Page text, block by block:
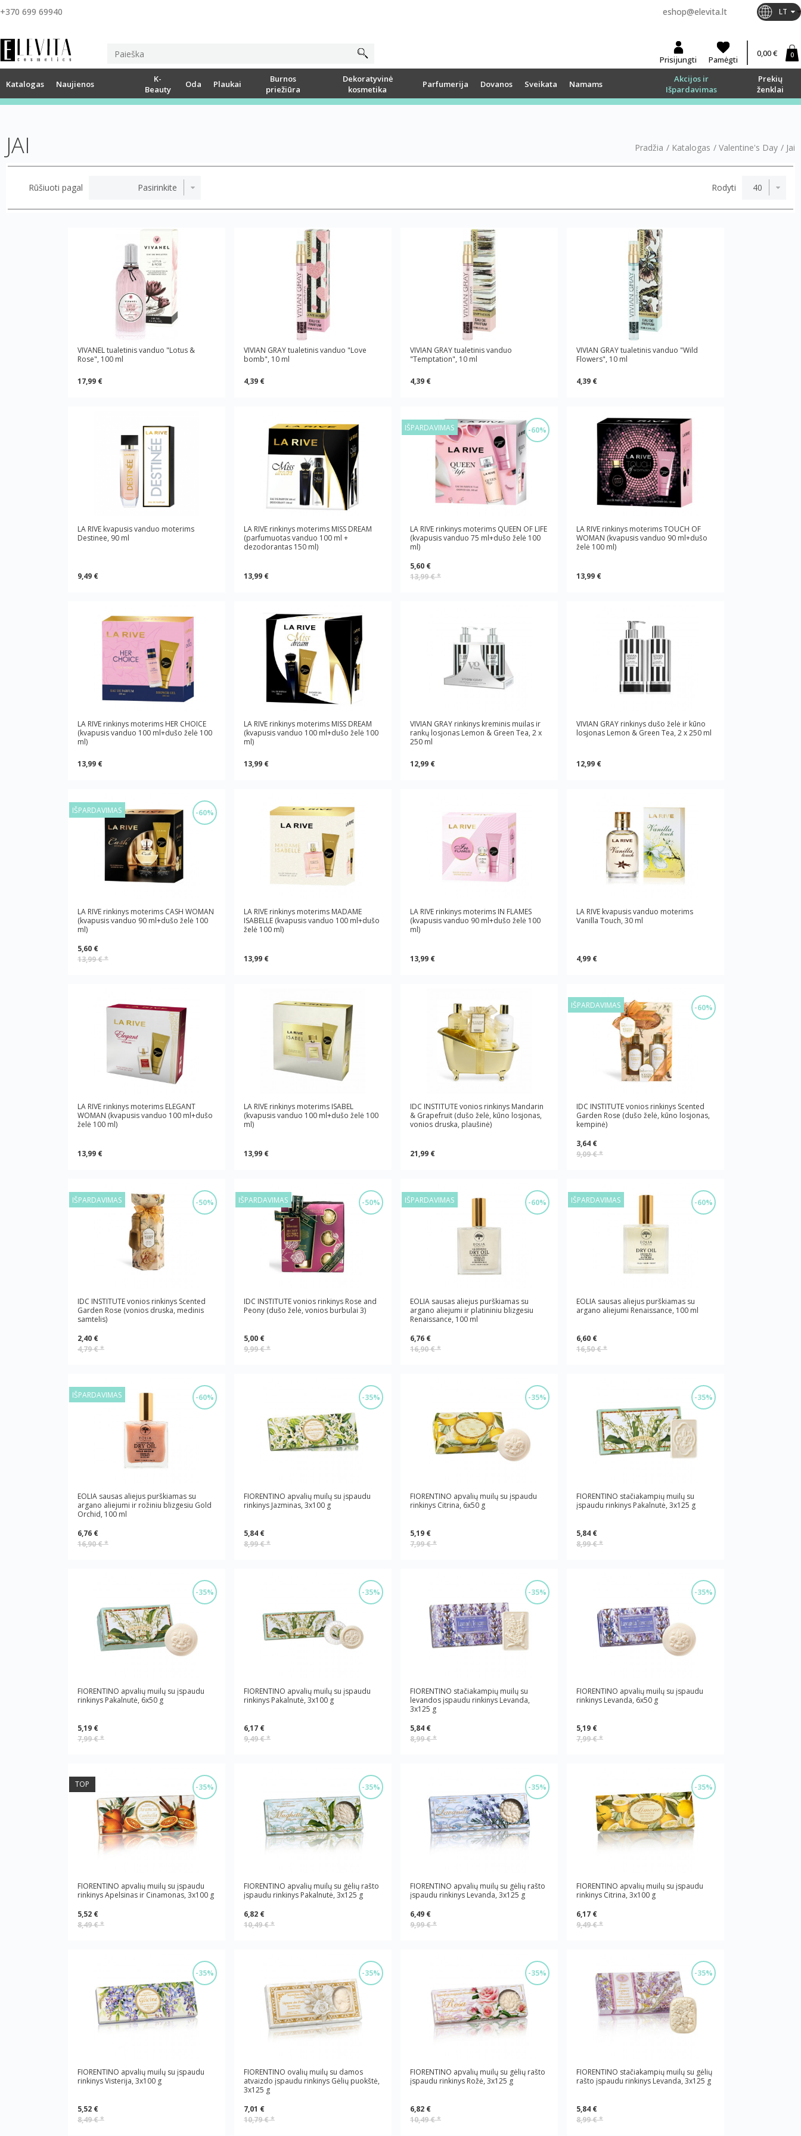
+370 699 69940 eshop@elevita.lt LT
Prisijungti Pamėgti
0,00 € 0
Katalogas Naujienos
K-
Beauty
Oda Plaukai
Burnos
priežiūra
Dekoratyvinė
kosmetika
Parfumerija Dovanos Sveikata Namams
Akcijos ir
Išpardavimas
Prekių
ženklai
JAI Pradžia / Katalogas / Valentine's Day / Jai
Rūšiuoti pagal Rodyti
VIVANEL tualetinis vanduo "Lotus &
Rose", 100 ml
17,99 €
VIVIAN GRAY tualetinis vanduo "Love
bomb", 10 ml
4,39 €
VIVIAN GRAY tualetinis vanduo
"Temptation", 10 ml
4,39 €
VIVIAN GRAY tualetinis vanduo "Wild
Flowers", 10 ml
4,39 €
LA RIVE kvapusis vanduo moterims
Destinee, 90 ml
9,49 €
LA RIVE rinkinys moterims MISS DREAM
(parfumuotas vanduo 100 ml +
dezodorantas 150 ml)
13,99 €
-60%
IŠPARDAVIMAS
LA RIVE rinkinys moterims QUEEN OF LIFE
(kvapusis vanduo 75 ml+dušo želė 100
ml)
5,60 €
13,99 €*
LA RIVE rinkinys moterims TOUCH OF
WOMAN (kvapusis vanduo 90 ml+dušo
želė 100 ml)
13,99 €
LA RIVE rinkinys moterims HER CHOICE
(kvapusis vanduo 100 ml+dušo želė 100
ml)
13,99 €
LA RIVE rinkinys moterims MISS DREAM
(kvapusis vanduo 100 ml+dušo želė 100
ml)
13,99 €
VIVIAN GRAY rinkinys kreminis muilas ir
rankų losjonas Lemon & Green Tea, 2 x
250 ml
12,99 €
VIVIAN GRAY rinkinys dušo želė ir kūno
losjonas Lemon & Green Tea, 2 x 250 ml
12,99 €
-60%
IŠPARDAVIMAS
LA RIVE rinkinys moterims CASH WOMAN
(kvapusis vanduo 90 ml+dušo želė 100
ml)
5,60 €
13,99 €*
LA RIVE rinkinys moterims MADAME
ISABELLE (kvapusis vanduo 100 ml+dušo
želė 100 ml)
13,99 €
LA RIVE rinkinys moterims IN FLAMES
(kvapusis vanduo 90 ml+dušo želė 100
ml)
13,99 €
LA RIVE kvapusis vanduo moterims
Vanilla Touch, 30 ml
4,99 €
LA RIVE rinkinys moterims ELEGANT
WOMAN (kvapusis vanduo 100 ml+dušo
želė 100 ml)
13,99 €
LA RIVE rinkinys moterims ISABEL
(kvapusis vanduo 100 ml+dušo želė 100
ml)
13,99 €
IDC INSTITUTE vonios rinkinys Mandarin
& Grapefruit (dušo želė, kūno losjonas,
vonios druska, plaušinė)
21,99 €
-60%
IŠPARDAVIMAS
IDC INSTITUTE vonios rinkinys Scented
Garden Rose (dušo želė, kūno losjonas,
kempinė)
3,64 €
9,09 €*
-50%
IŠPARDAVIMAS
IDC INSTITUTE vonios rinkinys Scented
Garden Rose (vonios druska, medinis
samtelis)
2,40 €
4,79 €*
-50%
IŠPARDAVIMAS
IDC INSTITUTE vonios rinkinys Rose and
Peony (dušo želė, vonios burbulai 3)
5,00 €
9,99 €*
-60%
IŠPARDAVIMAS
EOLIA sausas aliejus purškiamas su
argano aliejumi ir platininiu blizgesiu
Renaissance, 100 ml
6,76 €
16,90 €*
-60%
IŠPARDAVIMAS
EOLIA sausas aliejus purškiamas su
argano aliejumi Renaissance, 100 ml
6,60 €
16,50 €*
-60%
IŠPARDAVIMAS
EOLIA sausas aliejus purškiamas su
argano aliejumi ir rožiniu blizgesiu Gold
Orchid, 100 ml
6,76 €
16,90 €*
-35%
FIORENTINO apvalių muilų su įspaudu
rinkinys Jazminas, 3x100 g
5,84 €
8,99 €*
-35%
FIORENTINO apvalių muilų su įspaudu
rinkinys Citrina, 6x50 g
5,19 €
7,99 €*
-35%
FIORENTINO stačiakampių muilų su
įspaudu rinkinys Pakalnutė, 3x125 g
5,84 €
8,99 €*
-35%
FIORENTINO apvalių muilų su įspaudu
rinkinys Pakalnutė, 6x50 g
5,19 €
7,99 €*
-35%
FIORENTINO apvalių muilų su įspaudu
rinkinys Pakalnutė, 3x100 g
6,17 €
9,49 €*
-35%
FIORENTINO stačiakampių muilų su
levandos įspaudu rinkinys Levanda,
3x125 g
5,84 €
8,99 €*
-35%
FIORENTINO apvalių muilų su įspaudu
rinkinys Levanda, 6x50 g
5,19 €
7,99 €*
-35%
TOP
FIORENTINO apvalių muilų su įspaudu
rinkinys Apelsinas ir Cinamonas, 3x100 g
5,52 €
8,49 €*
-35%
FIORENTINO apvalių muilų su gėlių rašto
įspaudu rinkinys Pakalnutė, 3x125 g
6,82 €
10,49 €*
-35%
FIORENTINO apvalių muilų su gėlių rašto
įspaudu rinkinys Levanda, 3x125 g
6,49 €
9,99 €*
-35%
FIORENTINO apvalių muilų su įspaudu
rinkinys Citrina, 3x100 g
6,17 €
9,49 €*
-35%
FIORENTINO apvalių muilų su įspaudu
rinkinys Visterija, 3x100 g
5,52 €
8,49 €*
-35%
FIORENTINO ovalių muilų su damos
atvaizdo įspaudu rinkinys Gėlių puokštė,
3x125 g
7,01 €
10,79 €*
-35%
FIORENTINO apvalių muilų su gėlių rašto
įspaudu rinkinys Rožė, 3x125 g
6,82 €
10,49 €*
-35%
FIORENTINO stačiakampių muilų su gėlių
rašto įspaudu rinkinys Levanda, 3x125 g
5,84 €
8,99 €*